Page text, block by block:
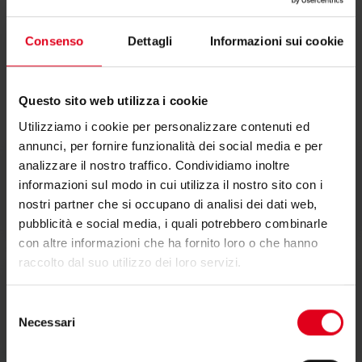
Consenso Dettagli Informazioni sui cookie
Questo sito web utilizza i cookie
Utilizziamo i cookie per personalizzare contenuti ed
annunci, per fornire funzionalità dei social media e per
analizzare il nostro traffico. Condividiamo inoltre
informazioni sul modo in cui utilizza il nostro sito con i
nostri partner che si occupano di analisi dei dati web,
pubblicità e social media, i quali potrebbero combinarle
con altre informazioni che ha fornito loro o che hanno
raccolto dal suo utilizzo dei loro servizi.
delNecessari
Documentazione
Scheda tecnica